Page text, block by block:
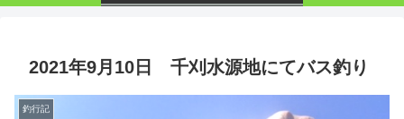
2021年9月10日 千刈水源地にてバス釣り
釣行記